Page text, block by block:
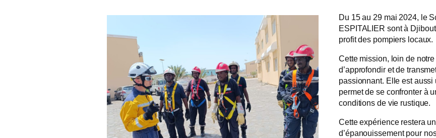
Du 15 au 29 mai 2024, le
ESPITALIER sont à
profit des pompiers locaux.
Cette mission, loin de
d’approfondir et de
passionnant. Elle est
permet de se confronter à
conditions de vie rustique.
Cette expérience restera
d’épanouissement pour